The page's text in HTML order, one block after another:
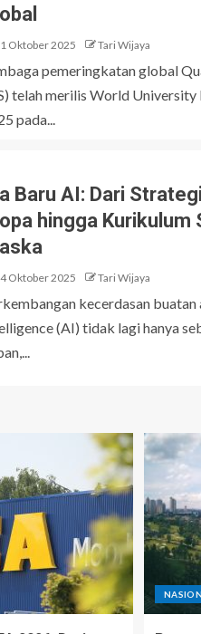
Oktober 2025 Tari Wijaya
pemeringkatan global
telah merilis World University
pada...
Baru AI: Dari
hingga Kurikulum
Oktober 2025 Tari Wijaya
kecerdasan
(AI) tidak lagi hanya